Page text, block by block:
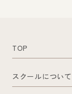
TOP
スクールについて